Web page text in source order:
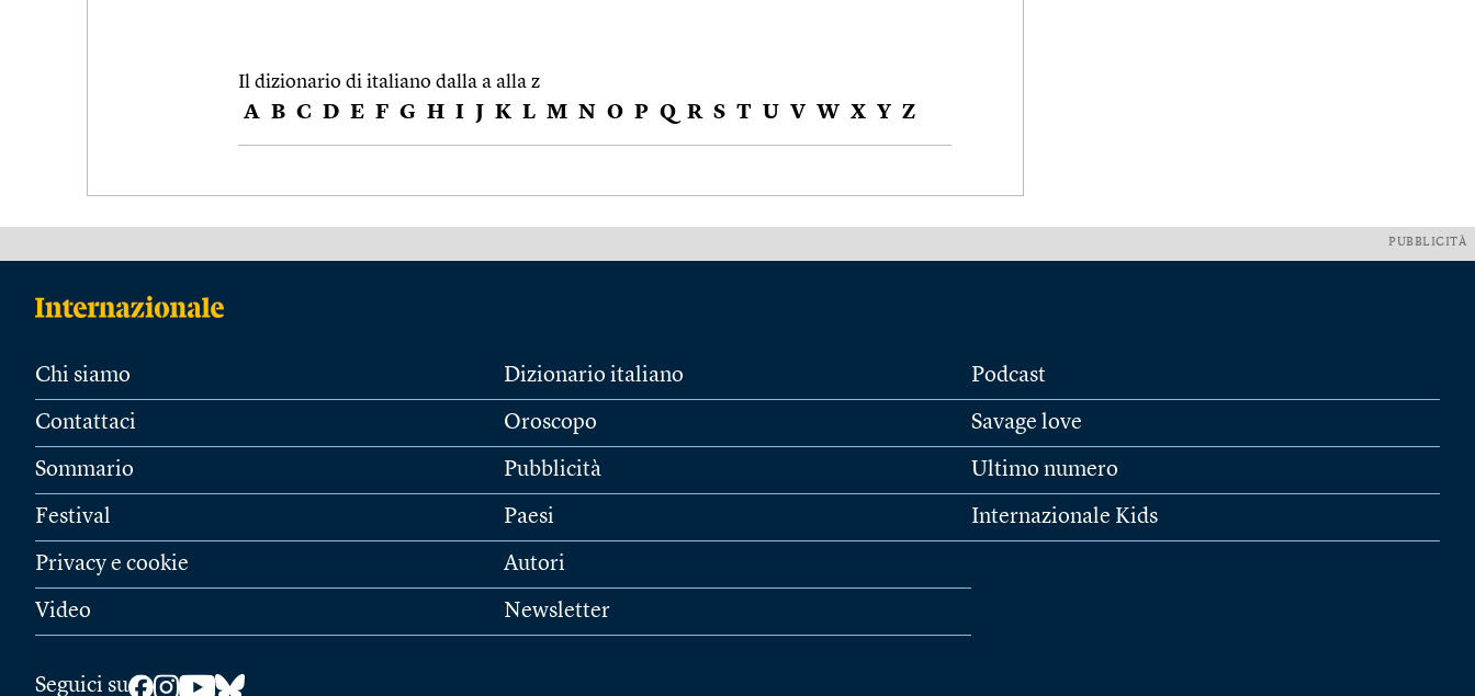
Il dizionario di italiano dalla a alla z
A B C D E F G H I J K L M N O P Q R S T U V W X Y Z
PUBBLICITÀ
Chi siamo
Contattaci
Sommario
Festival
Privacy e cookie
Video
Dizionario italiano
Oroscopo
Pubblicità
Paesi
Autori
Newsletter
Podcast
Savage love
Ultimo numero
Internazionale Kids
Seguici su